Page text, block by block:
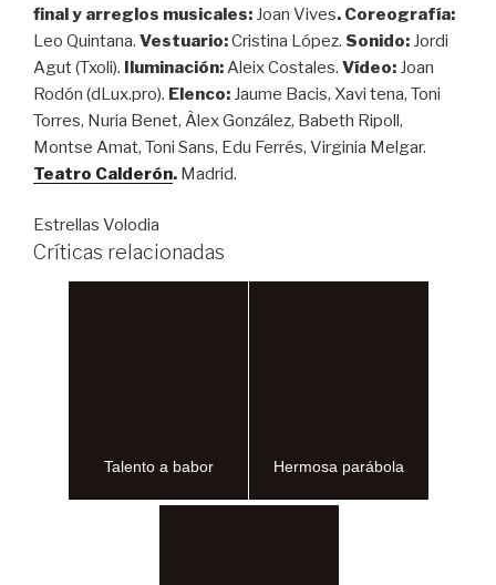
final y arreglos musicales: Joan Vives. Coreografía:
Leo Quintana. Vestuario:Cristina López. Sonido: Jordi
Agut (Txoli). Iluminación: Aleix Costales. Vídeo: Joan
Rodón (dLux.pro). Elenco: Jaume Bacis, Xavi tena, Toni
Torres, Nuria Benet, Àlex González, Babeth Ripoll,
Montse Amat, Toni Sans, Edu Ferrés, Virginia Melgar.
Teatro Calderón. Madrid.
Estrellas Volodia
Críticas relacionadas
Talento a babor Hermosa parábola